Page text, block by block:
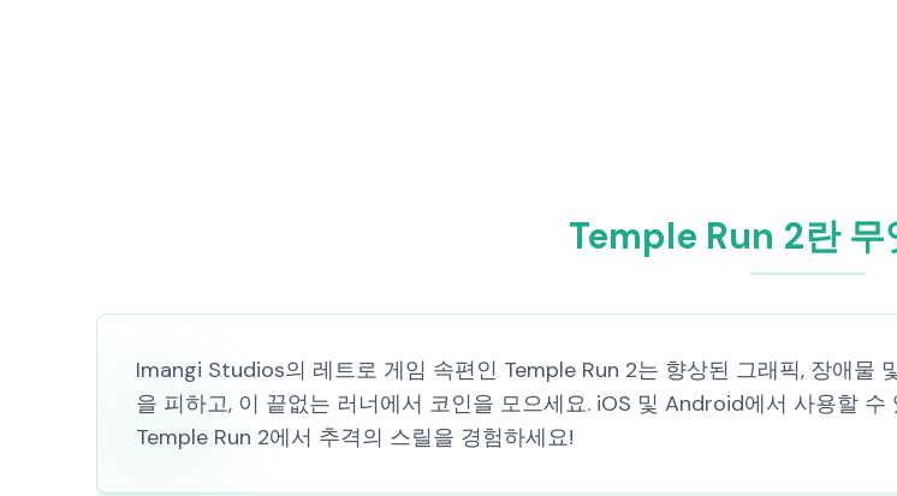
Temple Run 2란 무
Imangi Studios의 레트로 게임 속편인 Temple Run 2는 향상된 그래픽, 장애물
을 피하고, 이 끝없는 러너에서 코인을 모으세요. iOS 및 Android에서 사용할
Temple Run 2에서 추격의 스릴을 경험하세요!